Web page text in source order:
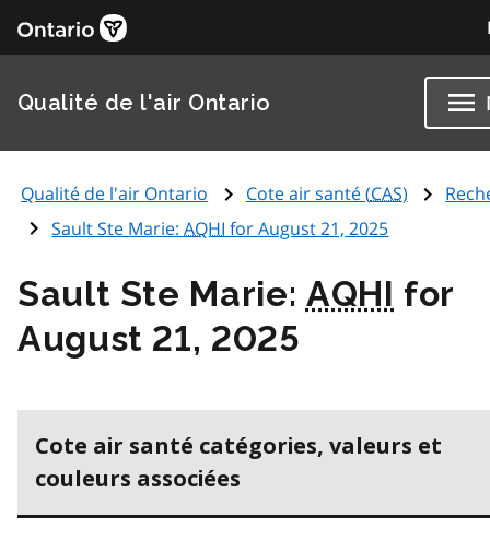
Qualité de l'air Ontario
Qualité de l'air Ontario Cote air santé (CAS)
Sault Ste Marie:AQHI for August 21, 2025
Sault Ste Marie: AQHI for
August 21, 2025
Cote air santé catégories, valeurs et
couleurs associées